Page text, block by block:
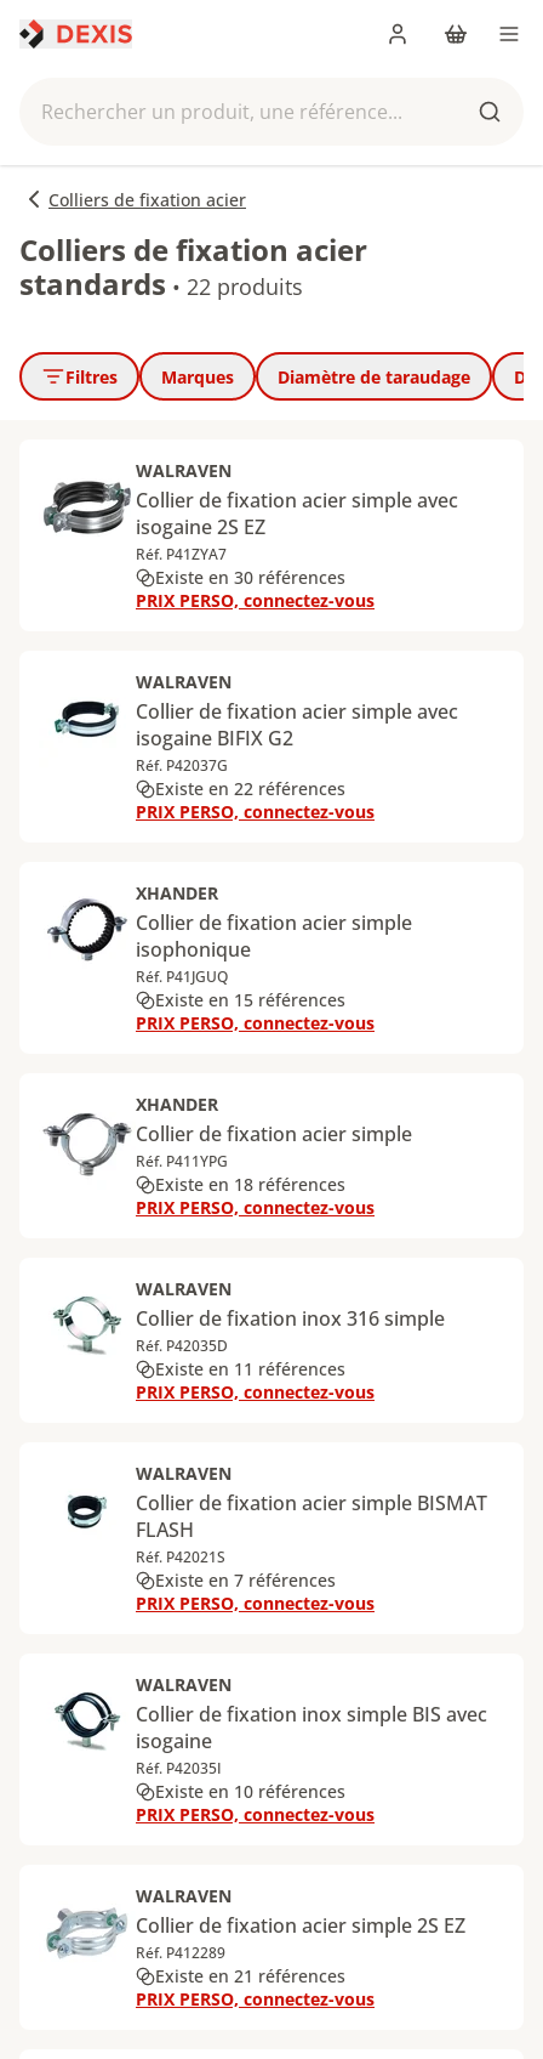
Rechercher un produit, une référence...
Panier
Colliers de fixation acier
Colliers de fixation acier
standards • 22 produits
Filtres Marques Diamètre de taraudage
WALRAVEN
Collier de fixation acier simple avec
isogaine 2S EZ
Réf. P41ZYA7
Existe en 30 références
PRIX PERSO, connectez-vous
WALRAVEN
Collier de fixation acier simple avec
isogaine BIFIX G2
Réf. P42037G
Existe en 22 références
PRIX PERSO, connectez-vous
XHANDER
Collier de fixation acier simple
isophonique
Réf. P41JGUQ
Existe en 15 références
PRIX PERSO, connectez-vous
XHANDER
Collier de fixation acier simple
Réf. P411YPG
Existe en 18 références
PRIX PERSO, connectez-vous
WALRAVEN
Collier de fixation inox 316 simple
Réf. P42035D
Existe en 11 références
PRIX PERSO, connectez-vous
WALRAVEN
Collier de fixation acier simple BISMAT
FLASH
Réf. P42021S
Existe en 7 références
PRIX PERSO, connectez-vous
WALRAVEN
Collier de fixation inox simple BIS avec
isogaine
Réf. P42035I
Existe en 10 références
PRIX PERSO, connectez-vous
WALRAVEN
Collier de fixation acier simple 2S EZ
Réf. P412289
Existe en 21 références
PRIX PERSO, connectez-vous